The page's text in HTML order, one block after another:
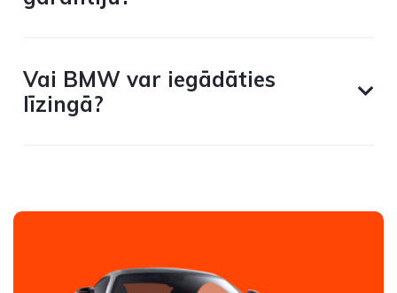
Vai BMW var iegādāties
līzingā?